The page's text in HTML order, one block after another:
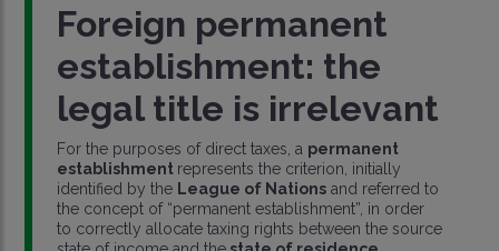
Foreign permanent
establishment: the
legal title is irrelevant
For the purposes of direct taxes, a permanent
establishment represents the criterion, initially
identified by the League of Nationsand referred to
the concept of “permanent establishment”, in order
to correctly allocate taxing rights between the source